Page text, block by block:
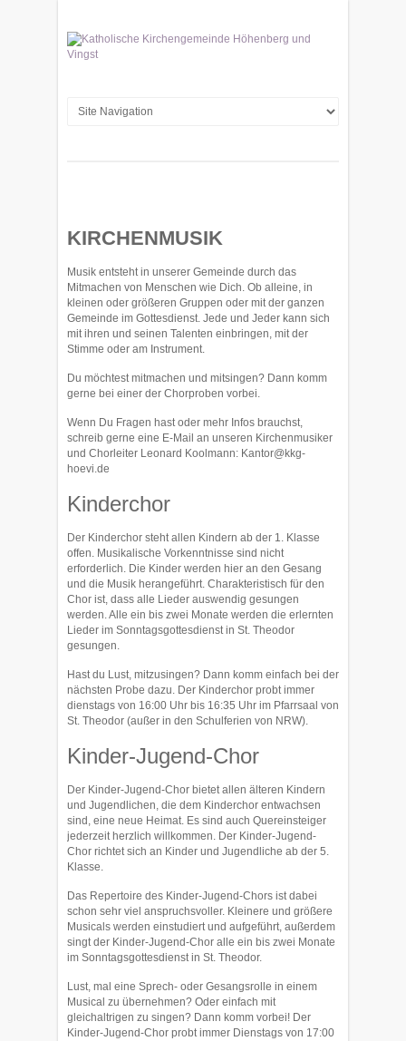
KIRCHENMUSIK
Musik entsteht in unserer Gemeinde durch das
Mitmachen von Menschen wie Dich. Ob alleine, in
kleinen oder größeren Gruppen oder mit der ganzen
Gemeinde im Gottesdienst. Jede und Jeder kann sich
mit ihren und seinen Talenten einbringen, mit der
Stimme oder am Instrument.
Du möchtest mitmachen und mitsingen? Dann komm
gerne bei einer der Chorproben vorbei.
Wenn Du Fragen hast oder mehr Infos brauchst,
schreib gerne eine E-Mail an unseren Kirchenmusiker
und Chorleiter Leonard Koolmann: Kantor@kkg-
hoevi.de
Kinderchor
Der Kinderchor steht allen Kindern ab der 1. Klasse
offen. Musikalische Vorkenntnisse sind nicht
erforderlich. Die Kinder werden hier an den Gesang
und die Musik herangeführt. Charakteristisch für den
Chor ist, dass alle Lieder auswendig gesungen
werden. Alle ein bis zwei Monate werden die erlernten
Lieder im Sonntagsgottesdienst in St. Theodor
gesungen.
Hast du Lust, mitzusingen? Dann komm einfach bei der
nächsten Probe dazu. Der Kinderchor probt immer
dienstags von 16:00 Uhr bis 16:35 Uhr im Pfarrsaal von
St. Theodor (außer in den Schulferien von NRW).
Kinder-Jugend-Chor
Der Kinder-Jugend-Chor bietet allen älteren Kindern
und Jugendlichen, die dem Kinderchor entwachsen
sind, eine neue Heimat. Es sind auch Quereinsteiger
jederzeit herzlich willkommen. Der Kinder-Jugend-
Chor richtet sich an Kinder und Jugendliche ab der 5.
Klasse.
Das Repertoire des Kinder-Jugend-Chors ist dabei
schon sehr viel anspruchsvoller. Kleinere und größere
Musicals werden einstudiert und aufgeführt, außerdem
singt der Kinder-Jugend-Chor alle ein bis zwei Monate
im Sonntagsgottesdienst in St. Theodor.
Lust, mal eine Sprech- oder Gesangsrolle in einem
Musical zu übernehmen? Oder einfach mit
gleichaltrigen zu singen? Dann komm vorbei! Der
Kinder-Jugend-Chor probt immer Dienstags von 17:00